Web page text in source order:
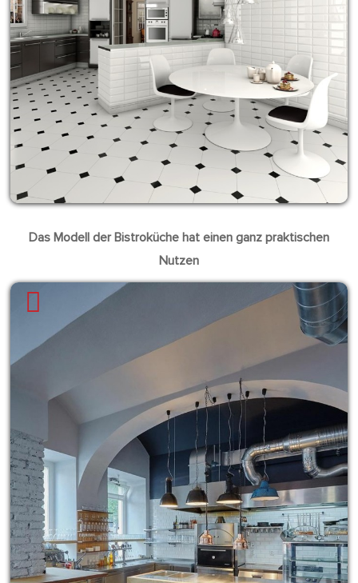
Das Modell der Bistroküche hat einen ganz praktischen
Nutzen